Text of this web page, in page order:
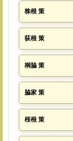
株根 策
荻根 策
桐脇 策
脇家 策
桜根 策